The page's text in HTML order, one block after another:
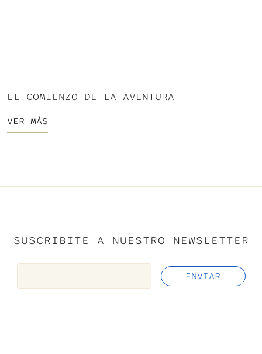
EL COMIENZO DE LA AVENTURA
VER MÁS
SUSCRIBITE A NUESTRO NEWSLETTER